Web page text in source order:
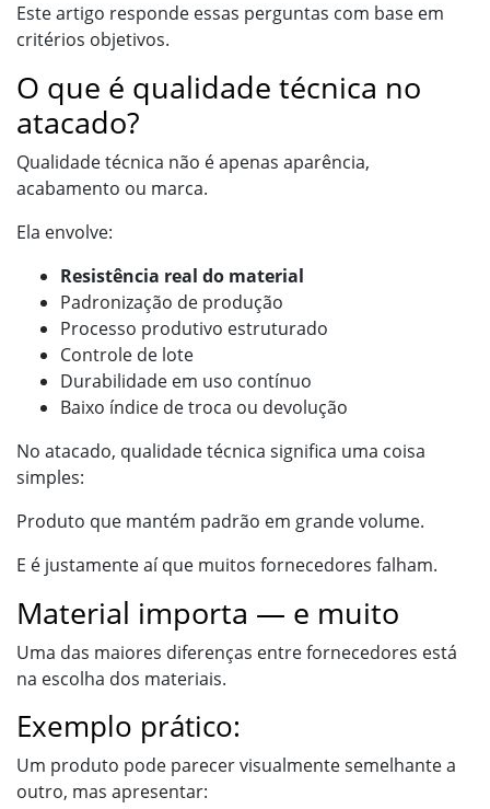
Este artigo responde essas perguntas com base em
critérios objetivos.
O que é qualidade técnica no
atacado?
Qualidade técnica não é apenas aparência,
acabamento ou marca.
Ela envolve:
Resistência real do material
Padronização de produção
Processo produtivo estruturado
Controle de lote
Durabilidade em uso contínuo
Baixo índice de troca ou devolução
No atacado, qualidade técnica significa uma coisa
simples:
Produto que mantém padrão em grande volume.
E é justamente aí que muitos fornecedores falham.
Material importa — e muito
Uma das maiores diferenças entre fornecedores está
na escolha dos materiais.
Exemplo prático:
Um produto pode parecer visualmente semelhante a
outro, mas apresentar: